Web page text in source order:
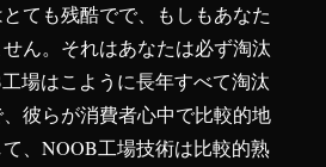
ても残酷でで、もしもあなた
ん。それはあなたは必ず淘汰
場はこように長年すべて淘汰
彼らが消費者心中で比較的地
、NOOB工場技術は比較的熟